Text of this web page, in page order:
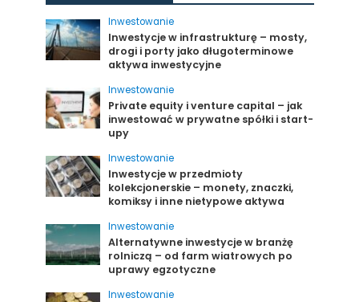
Inwestowanie
Inwestycje w infrastrukturę – mosty,
drogi i porty jako długoterminowe
aktywa inwestycyjne
Inwestowanie
Private equity i venture capital – jak
inwestować w prywatne spółki i start-
upy
Inwestowanie
Inwestycje w przedmioty
kolekcjonerskie – monety, znaczki,
komiksy i inne nietypowe aktywa
Inwestowanie
Alternatywne inwestycje w branżę
rolniczą – od farm wiatrowych po
uprawy egzotyczne
Inwestowanie